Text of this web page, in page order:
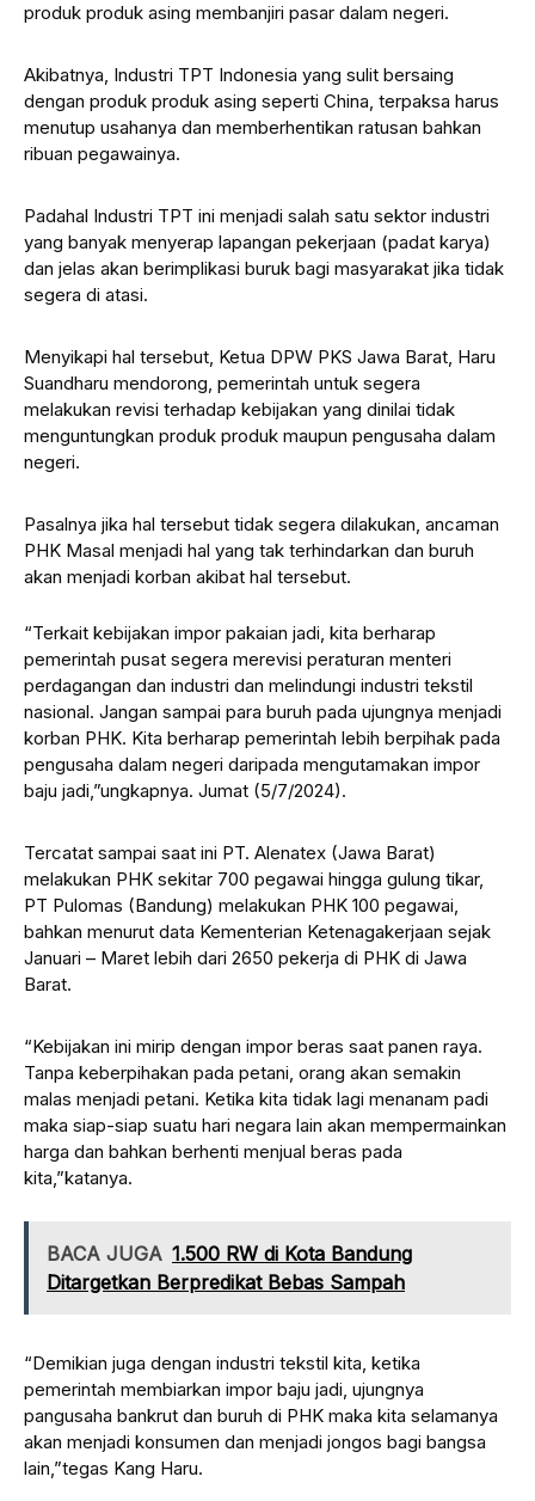
produk produk asing membanjiri pasar dalam negeri.
Akibatnya, Industri TPT Indonesia yang sulit bersaing
dengan produk produk asing seperti China, terpaksa harus
menutup usahanya dan memberhentikan ratusan bahkan
ribuan pegawainya.
Padahal Industri TPT ini menjadi salah satu sektor industri
yang banyak menyerap lapangan pekerjaan (padat karya)
dan jelas akan berimplikasi buruk bagi masyarakat jika tidak
segera di atasi.
Menyikapi hal tersebut, Ketua DPW PKS Jawa Barat, Haru
Suandharu mendorong, pemerintah untuk segera
melakukan revisi terhadap kebijakan yang dinilai tidak
menguntungkan produk produk maupun pengusaha dalam
negeri.
Pasalnya jika hal tersebut tidak segera dilakukan, ancaman
PHK Masal menjadi hal yang tak terhindarkan dan buruh
akan menjadi korban akibat hal tersebut.
“Terkait kebijakan impor pakaian jadi, kita berharap
pemerintah pusat segera merevisi peraturan menteri
perdagangan dan industri dan melindungi industri tekstil
nasional. Jangan sampai para buruh pada ujungnya menjadi
korban PHK. Kita berharap pemerintah lebih berpihak pada
pengusaha dalam negeri daripada mengutamakan impor
baju jadi,”ungkapnya. Jumat (5/7/2024).
Tercatat sampai saat ini PT. Alenatex (Jawa Barat)
melakukan PHK sekitar 700 pegawai hingga gulung tikar,
PT Pulomas (Bandung) melakukan PHK 100 pegawai,
bahkan menurut data Kementerian Ketenagakerjaan sejak
Januari – Maret lebih dari 2650 pekerja di PHK di Jawa
Barat.
“Kebijakan ini mirip dengan impor beras saat panen raya.
Tanpa keberpihakan pada petani, orang akan semakin
malas menjadi petani. Ketika kita tidak lagi menanam padi
maka siap-siap suatu hari negara lain akan mempermainkan
harga dan bahkan berhenti menjual beras pada
kita,”katanya.
BACA JUGA 1.500 RW di Kota Bandung
Ditargetkan Berpredikat Bebas Sampah
“Demikian juga dengan industri tekstil kita, ketika
pemerintah membiarkan impor baju jadi, ujungnya
pangusaha bankrut dan buruh di PHK maka kita selamanya
akan menjadi konsumen dan menjadi jongos bagi bangsa
lain,”tegas Kang Haru.